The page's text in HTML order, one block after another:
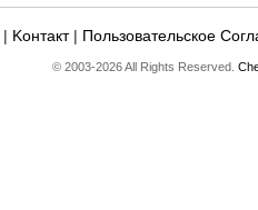
| Kонтакт| Пользовательское
© 2003-2026 All Rights Reserved.